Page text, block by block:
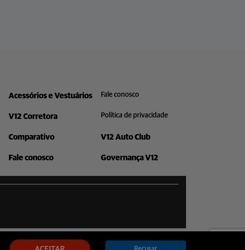
Acessórios e Vestuários
V12 Corretora
Comparativo
Fale conosco
Fale conosco
Política de privacidade
V12 Auto Club
Governança V12